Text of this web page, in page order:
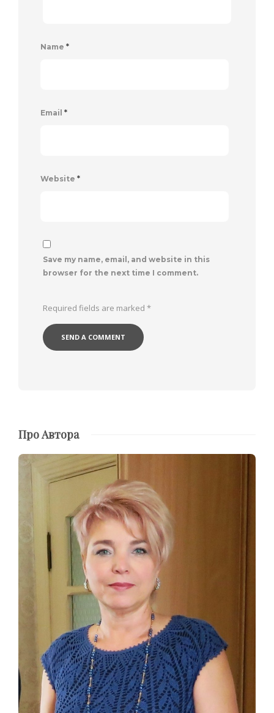
Name *
Email *
Website *
Save my name, email, and website in this
browser for the next time I comment.
Required fields are marked *
Про Автора